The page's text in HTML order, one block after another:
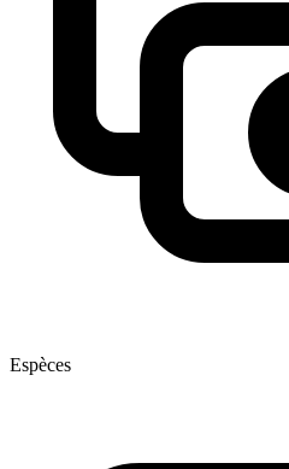
Espèces